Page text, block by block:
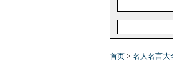
首页 > 名人名言大